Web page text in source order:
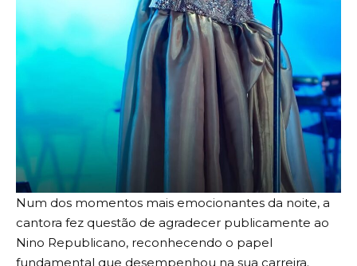
Num dos momentos mais emocionantes da noite, a
cantora fez questão de agradecer publicamente ao
Nino Republicano, reconhecendo o papel
fundamental que desempenhou na sua carreira.